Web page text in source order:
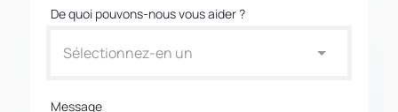
De quoi pouvons-nous vous aider ?
Sélectionnez-en un
Message